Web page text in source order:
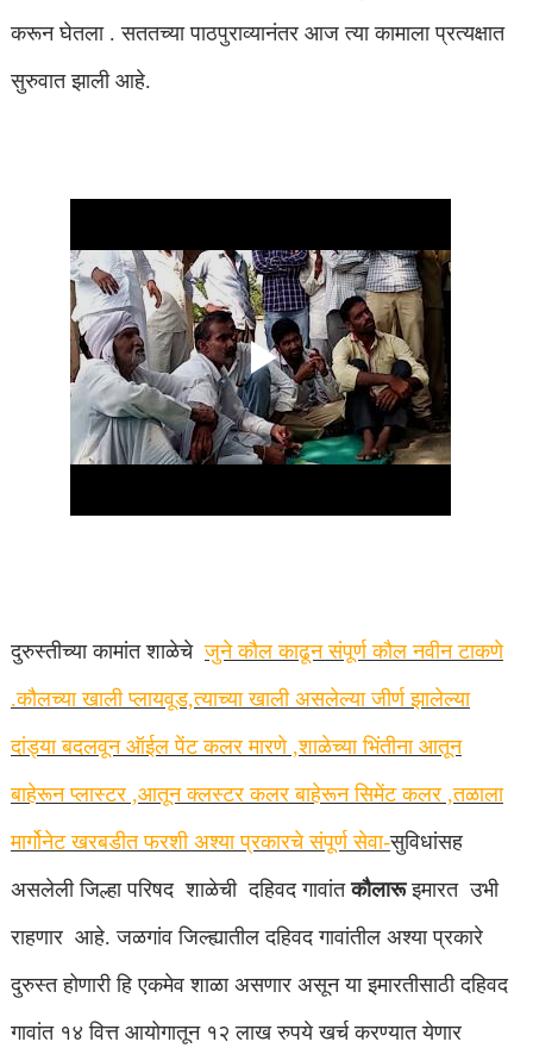
करून घेतला . सततच्या पाठपुराव्यानंतर आज त्या कामाला प्रत्यक्षात
सुरुवात झाली आहे.
दुरुस्तीच्या कामांत शाळेचे जुने कौल काढून संपूर्ण कौल नवीन टाकणे
.कौलच्या खाली प्लायवूड,त्याच्या खाली असलेल्या जीर्ण झालेल्या
दांड्या बदलवून ऑईल पेंट कलर मारणे ,शाळेच्या भिंतीना आतून
बाहेरून प्लास्टर ,आतून क्लस्टर कलर बाहेरून सिमेंट कलर ,तळाला
मार्गोनेट खरबडीत फरशी अश्या प्रकारचे संपूर्ण सेवा-सुविधांसह
असलेली जिल्हा परिषद शाळेची दहिवद गावांतकौलारूइमारत उभी
राहणार आहे. जळगांव जिल्ह्यातील दहिवद गावांतील अश्या प्रकारे
दुरुस्त होणारी हि एकमेव शाळा असणार असून या इमारतीसाठी दहिवद
गावांत १४ वित्त आयोगातून १२ लाख रुपये खर्च करण्यात येणार